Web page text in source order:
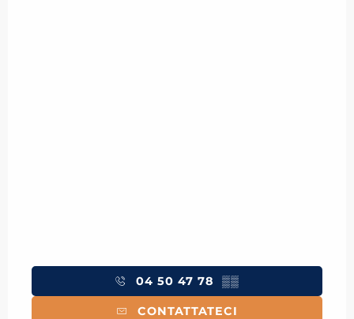
04 50 47 78 ▒▒
CONTATTATECI